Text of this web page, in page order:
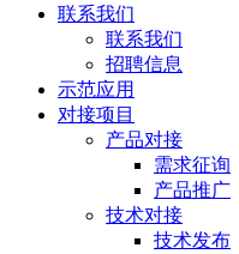
联系我们
联系我们
招聘信息
示范应用
对接项目
产品对接
需求征询
产品推广
技术对接
技术发布